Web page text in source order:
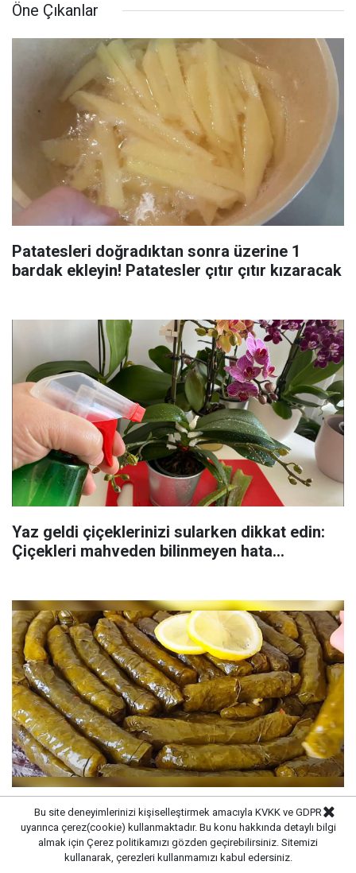
Öne Çıkanlar
Patatesleri doğradıktan sonra üzerine 1
bardak ekleyin! Patatesler çıtır çıtır kızaracak
Yaz geldi çiçeklerinizi sularken dikkat edin:
Çiçekleri mahveden bilinmeyen hata...
Tencereden çıkan sarmaların dağılmasını
durdurma tüyosu: İzmirli şeflerin basit
yöntemi
Bu site deneyimlerinizi kişiselleştirmek amacıyla KVKK ve GDPR
uyarınca çerez(cookie) kullanmaktadır. Bu konu hakkında detaylı bilgi
almak için Çerez politikamızı gözden geçirebilirsiniz. Sitemizi
kullanarak, çerezleri kullanmamızı kabul edersiniz.